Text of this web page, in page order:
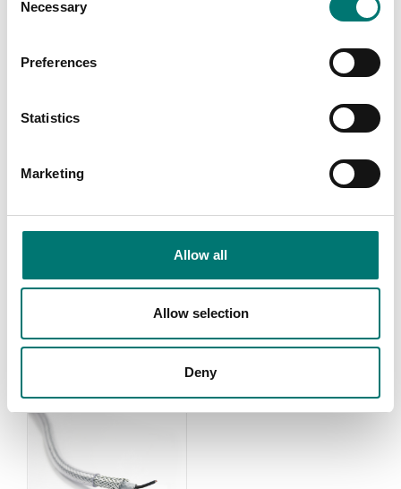
Selection
Necessary
Preferences
Statistics
Marketing
Allow all
Allow selection
Deny
Read more Read more